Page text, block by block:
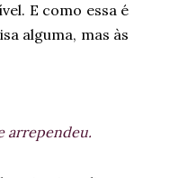
E como essa é
alguma, mas às
arrependeu.